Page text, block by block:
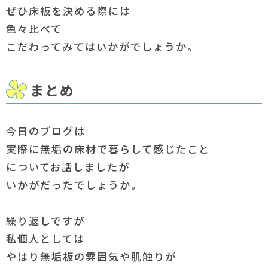
ぜひ床板を決める際には
色々比べて
こだわってみてはいかがでしょうか。
まとめ
今日のブログは
実際に無垢の床材で暮らして感じたこと
についてお話しましたが
いかがだったでしょうか。
繰り返しですが
私個人としては
やはり無垢板の雰囲気や肌触りが